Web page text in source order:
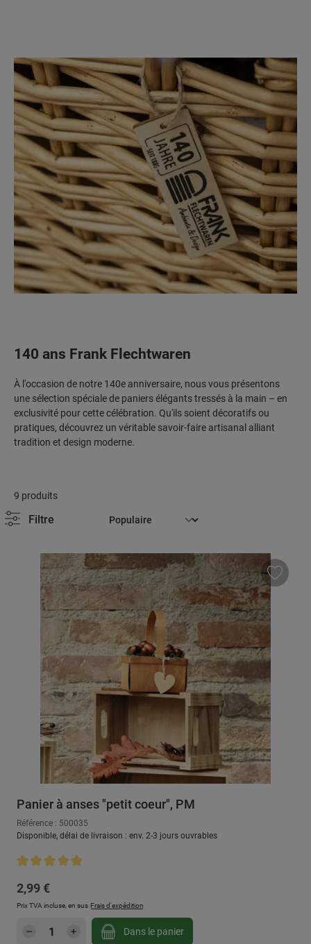
140 ans Frank Flechtwaren
À l'occasion de notre 140e anniversaire, nous vous présentons
une sélection spéciale de paniers élégants tressés à la main – en
exclusivité pour cette célébration. Qu'ils soient décoratifs ou
pratiques, découvrez un véritable savoir-faire artisanal alliant
tradition et design moderne.
9 produits
Filtre
Panier à anses "petit coeur", PM
Référence : 500035
Disponible, délai de livraison : env. 2-3 jours ouvrables
Prix régulier :
2,99 €
Prix TVA incluse, en sus Frais d'expédition
Quantité de produit : Entrez la quantité
Dans le panier